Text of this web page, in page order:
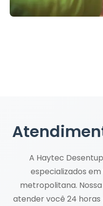
A Haytec
especializados
metropolitana.
atender você 24 horas